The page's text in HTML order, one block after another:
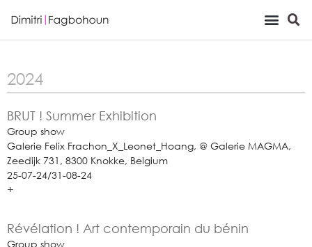
2024
BRUT ! Summer Exhibition
Group show
Galerie Felix Frachon_X_Leonet_Hoang, @ Galerie MAGMA,
Zeedijk 731, 8300 Knokke, Belgium
25-07-24/31-08-24
+
Révélation ! Art contemporain du bénin
Group show